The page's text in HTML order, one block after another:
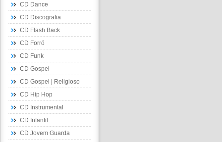
CD Dance
CD Discografia
CD Flash Back
CD Forró
CD Funk
CD Gospel
CD Gospel | Religioso
CD Hip Hop
CD Instrumental
CD Infantil
CD Jovem Guarda